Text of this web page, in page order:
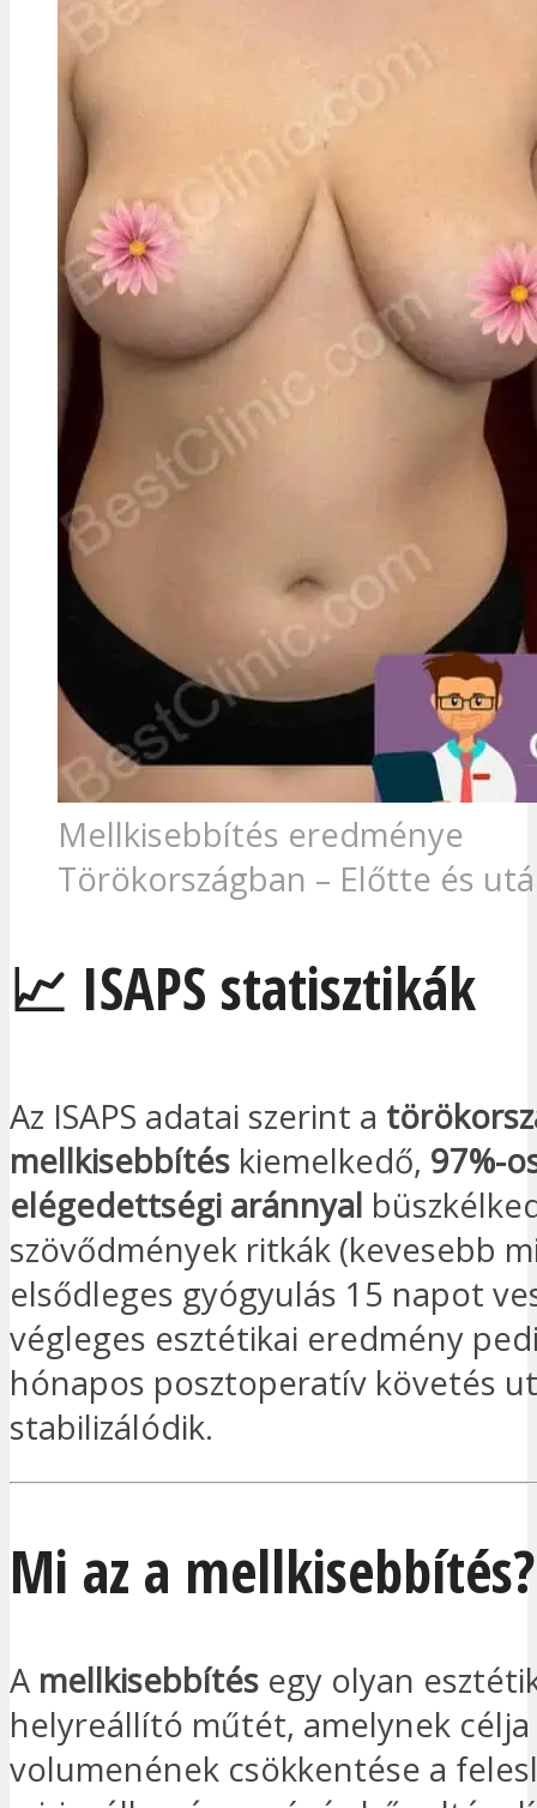
Mellkisebbítés eredménye
Törökországban – Előtte és
📈 ISAPS statisztikák
Az ISAPS adatai szerint a
mellkisebbítés kiemelkedő, 97%-
elégedettségi aránnyal
szövődmények ritkák (kevesebb
elsődleges gyógyulás 15 napot
végleges esztétikai eredmény
hónapos posztoperatív követés
stabilizálódik.
Mi az a mellkisebbítés?
A mellkisebbítés egy olyan
helyreállító műtét, amelynek célja
volumenének csökkentése a